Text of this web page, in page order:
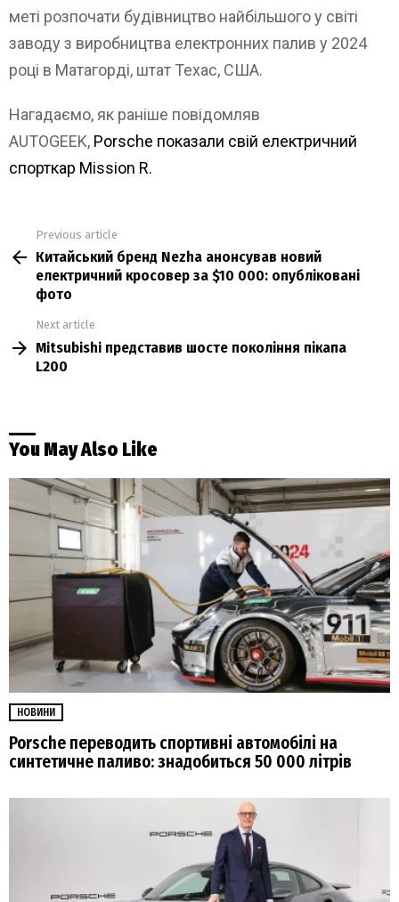
меті розпочати будівництво найбільшого у світі
заводу з виробництва електронних палив у 2024
році в Матагорді, штат Техас, США.
Нагадаємо, як раніше повідомляв
AUTOGEEK, Porsche показали свій електричний
спорткар Mission R.
more
Previous article
Китайський бренд Nezha анонсував новий
електричний кросовер за $10 000: опубліковані
фото
Next article
Mitsubishi представив шосте покоління пікапа
L200
You May Also Like
НОВИНИ
Porsche переводить спортивні автомобілі на
синтетичне паливо: знадобиться 50 000 літрів